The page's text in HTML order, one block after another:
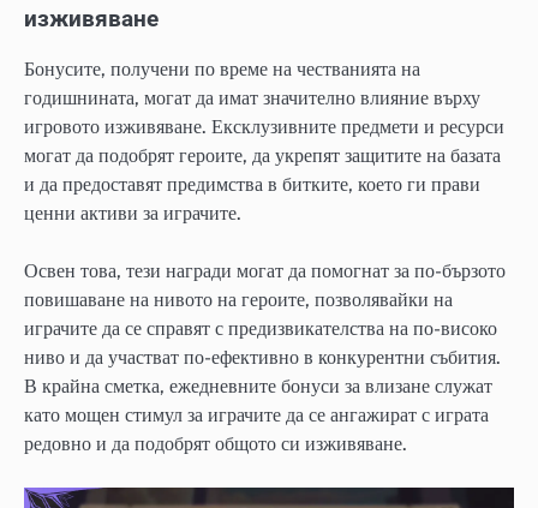
изживяване
Бонусите, получени по време на честванията на
годишнината, могат да имат значително влияние върху
игровото изживяване. Ексклузивните предмети и ресурси
могат да подобрят героите, да укрепят защитите на базата
и да предоставят предимства в битките, което ги прави
ценни активи за играчите.
Освен това, тези награди могат да помогнат за по-бързото
повишаване на нивото на героите, позволявайки на
играчите да се справят с предизвикателства на по-високо
ниво и да участват по-ефективно в конкурентни събития.
В крайна сметка, ежедневните бонуси за влизане служат
като мощен стимул за играчите да се ангажират с играта
редовно и да подобрят общото си изживяване.